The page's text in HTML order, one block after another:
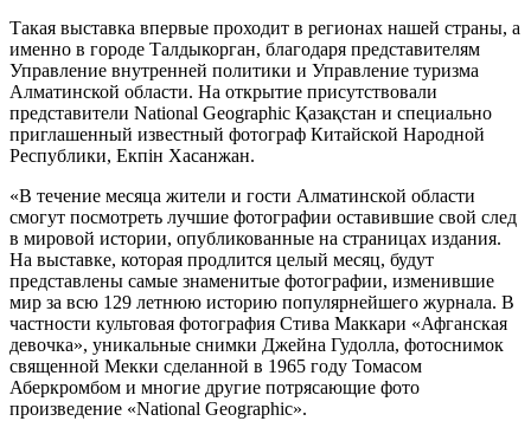
Такая выставка впервые проходит в регионах нашей страны, а
именно в городе Талдыкорган, благодаря представителям
Управление внутренней политики и Управление туризма
Алматинской области. На открытие присутствовали
представители National Geographic Қазақстан и специально
приглашенный известный фотограф Китайской Народной
Республики, Екпін Хасанжан.
«В течение месяца жители и гости Алматинской области
смогут посмотреть лучшие фотографии оставившие свой след
в мировой истории, опубликованные на страницах издания.
На выставке, которая продлится целый месяц, будут
представлены самые знаменитые фотографии, изменившие
мир за всю 129 летнюю историю популярнейшего журнала. В
частности культовая фотография Стива Маккари «Афганская
девочка», уникальные снимки Джейна Гудолла, фотоснимок
священной Мекки сделанной в 1965 году Томасом
Аберкромбом и многие другие потрясающие фото
произведение «National Geographic».